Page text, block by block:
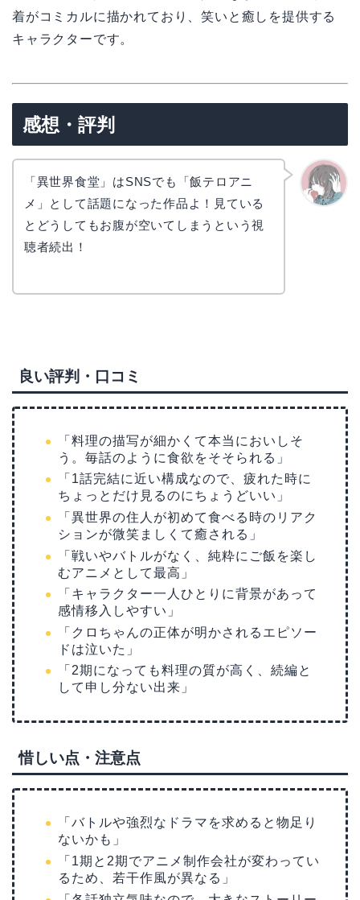
着がコミカルに描かれており、笑いと癒しを提供する
キャラクターです。
感想・評判
「異世界食堂」はSNSでも「飯テロアニ
メ」として話題になった作品よ！見ている
とどうしてもお腹が空いてしまうという視
聴者続出！
良い評判・口コミ
「料理の描写が細かくて本当においしそ
う。毎話のように食欲をそそられる」
「1話完結に近い構成なので、疲れた時に
ちょっとだけ見るのにちょうどいい」
「異世界の住人が初めて食べる時のリアク
ションが微笑ましくて癒される」
「戦いやバトルがなく、純粋にご飯を楽し
むアニメとして最高」
「キャラクター一人ひとりに背景があって
感情移入しやすい」
「クロちゃんの正体が明かされるエピソー
ドは泣いた」
「2期になっても料理の質が高く、続編と
して申し分ない出来」
惜しい点・注意点
「バトルや強烈なドラマを求めると物足り
ないかも」
「1期と2期でアニメ制作会社が変わってい
るため、若干作風が異なる」